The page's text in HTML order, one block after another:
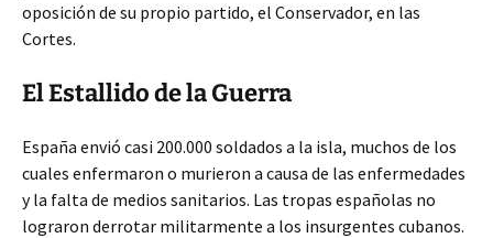
oposición de su propio partido, el Conservador, en las
Cortes.
El Estallido de la Guerra
España envió casi 200.000 soldados a la isla, muchos de los
cuales enfermaron o murieron a causa de las enfermedades
y la falta de medios sanitarios. Las tropas españolas no
lograron derrotar militarmente a los insurgentes cubanos.